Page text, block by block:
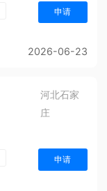
申请
2026-06-23
河北石家
庄
申请